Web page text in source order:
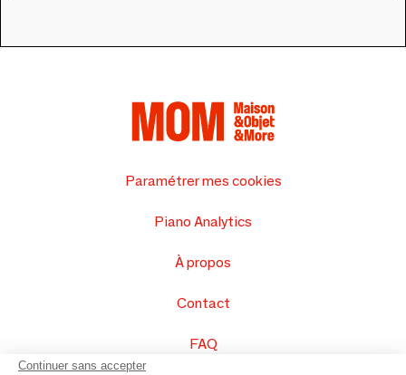
Paramétrer mes cookies
Piano Analytics
À propos
Contact
FAQ
Continuer sans accepter